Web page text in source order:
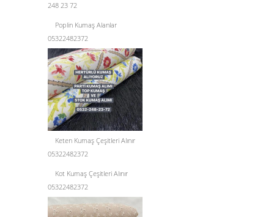
248 23 72
Poplin Kumaş Alanlar
05322482372
Keten Kumaş Çeşitleri Alınır
05322482372
Kot Kumaş Çeşitleri Alınır
05322482372